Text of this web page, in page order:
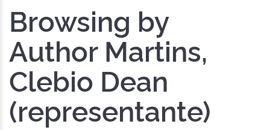
Browsing by
Author Martins,
Clebio Dean
(representante)